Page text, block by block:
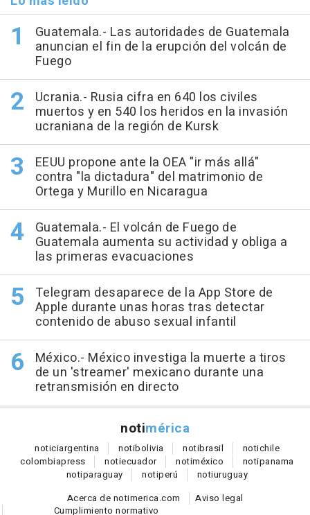
Guatemala.- Las autoridades de Guatemala
anuncian el fin de la erupción del volcán de
Fuego
Ucrania.- Rusia cifra en 640 los civiles
muertos y en 540 los heridos en la invasión
ucraniana de la región de Kursk
EEUU propone ante la OEA "ir más allá"
contra "la dictadura" del matrimonio de
Ortega y Murillo en Nicaragua
Guatemala.- El volcán de Fuego de
Guatemala aumenta su actividad y obliga a
las primeras evacuaciones
Telegram desaparece de la App Store de
Apple durante unas horas tras detectar
contenido de abuso sexual infantil
México.- México investiga la muerte a tiros
de un 'streamer' mexicano durante una
retransmisión en directo
notimérica
noticiargentina notibolivia notibrasil notichile
colombiapress notiecuador notiméxico notipanama
notiparaguay notiperú notiuruguay
Acerca de notimerica.com
Aviso legal
Cumplimiento normativo